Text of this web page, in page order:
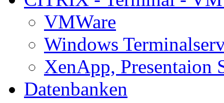
VMWare
Windows
XenApp, Presentaion
Datenbanken